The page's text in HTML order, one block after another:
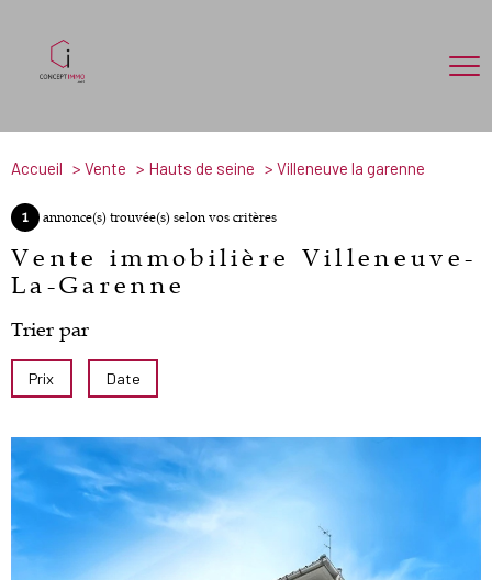
Accueil Vente Hauts de seine Villeneuve la garenne
1 annonce(s) trouvée(s) selon vos critères
Vente immobilière Villeneuve-
La-Garenne
Trier par
Prix Date